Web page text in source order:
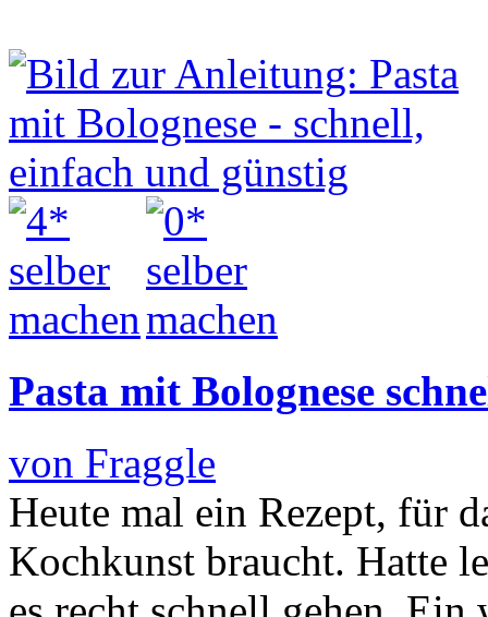
Pasta mit Bolognese
von Fraggle
Heute mal ein Rezept, für
Kochkunst braucht. Hatte